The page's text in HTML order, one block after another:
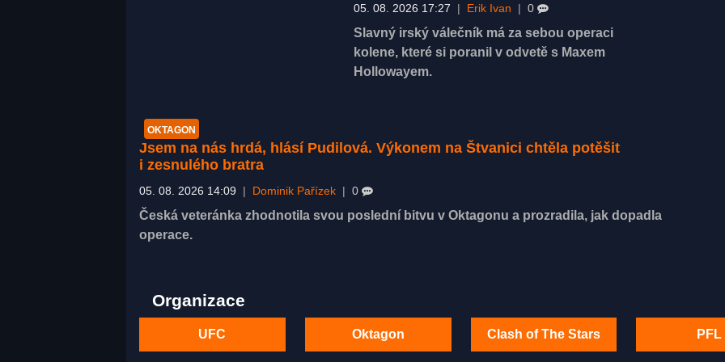
05. 08. 2026 17:27 | Erik Ivan | 0
Slavný irský válečník má za sebou operaci
kolene, které si poranil v odvetě s Maxem
Hollowayem.
OKTAGON
Jsem na nás hrdá, hlásí Pudilová. Výkonem na Štvanici chtěla potěšit
i zesnulého bratra
05. 08. 2026 14:09 | Dominik Pařízek | 0
Česká veteránka zhodnotila svou poslední bitvu v Oktagonu a prozradila, jak dopadla
operace.
Organizace
UFC Oktagon Clash of The Stars PFL